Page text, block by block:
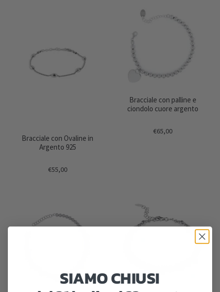
Bracciale con Ovaline in
Argento 925
€55,00
Bracciale con palline e
ciondolo cuore argento
€65,00
SIAMO CHIUSI